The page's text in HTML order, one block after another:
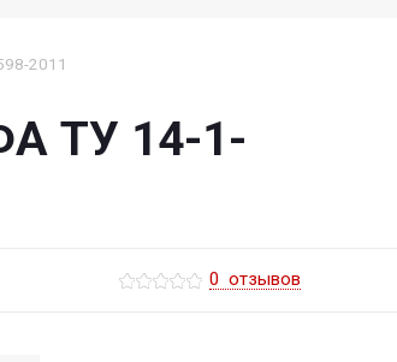
2011
ТУ 14-1-
0 отзывов